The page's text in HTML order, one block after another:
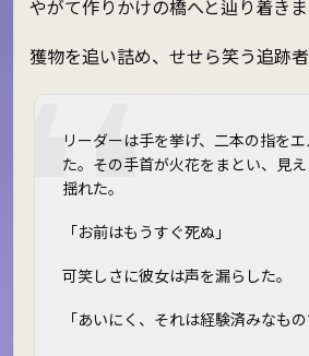
やがて作りかけの橋へと辿り着きま
獲物を追い詰め、せせら笑う追跡者
リーダーは手を挙げ、二本の指を
た。その手首が火花をまとい、見
揺れた。
「お前はもうすぐ死ぬ」
可笑しさに彼女は声を漏らした。
「あいにく、それは経験済みなもの